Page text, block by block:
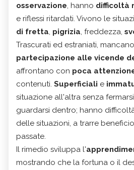
osservazione, hanno difficoltà
e riflessi ritardati. Vivono le
di fretta, pigrizia, freddezza,
Trascurati ed estraniati,
partecipazione alle vicende
affrontano con poca
contenuti. Superficiali e
situazione all'altra senza
guardarsi dentro; hanno
delle situazioni, a trarre
passate.
Il rimedio sviluppa l'
mostrando che la fortuna o il